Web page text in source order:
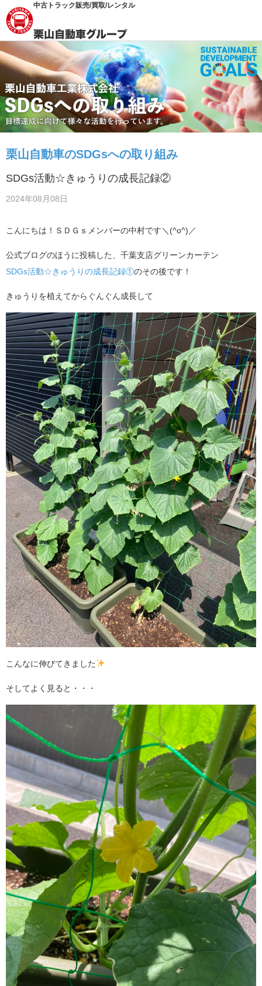
中古トラック販売/買取/レンタル
栗山自動車のSDGsへの取り組み
SDGs活動☆きゅうりの成長記録②
2024年08月08日
こんにちは！ＳＤＧｓメンバーの中村です＼(^o^)／
公式ブログのほうに投稿した、千葉支店グリーンカーテン
SDGs活動☆きゅうりの成長記録①のその後です！
きゅうりを植えてからぐんぐん成長して
こんなに伸びてきました
そしてよく見ると・・・